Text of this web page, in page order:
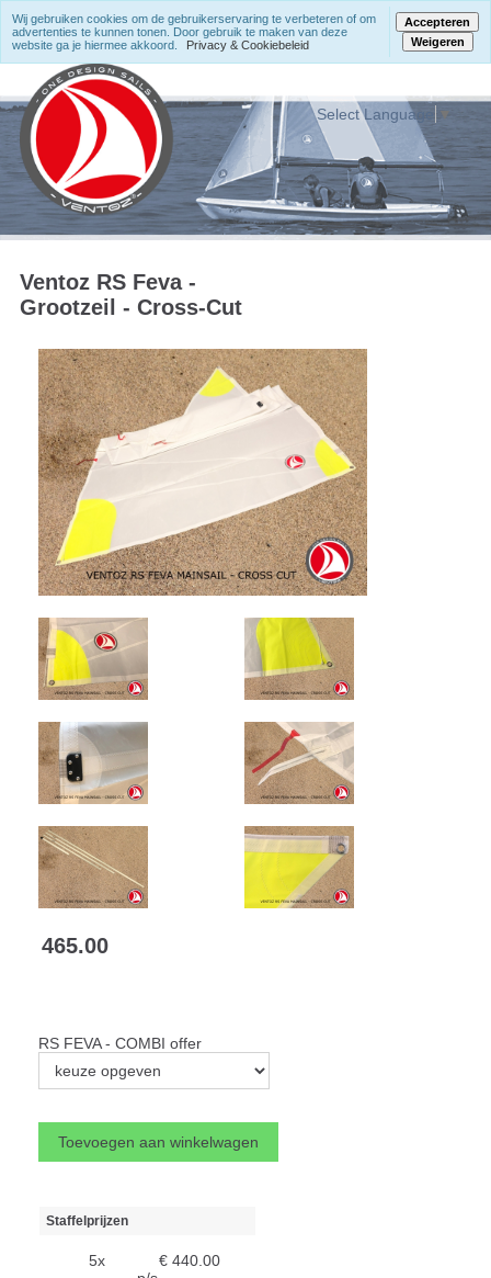
Select Language ▼
Ventoz RS Feva -
Grootzeil - Cross-Cut
465.00
RS FEVA - COMBI offer
Staffelprijzen
5x
€ 440.00
Wij gebruiken cookies om de gebruikerservaring te verbeteren of om
advertenties te kunnen tonen. Door gebruik te maken van deze
website ga je hiermee akkoord.
Privacy & Cookiebeleid
Accepteren
Weigeren